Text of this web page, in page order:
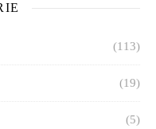
(113)
(19)
(5)